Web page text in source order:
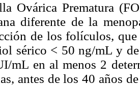
Ovárica Prematura
diferente de la
de los folículos, que
sérico < 50 ng/mL y
mL en al menos 2
antes de los 40 años